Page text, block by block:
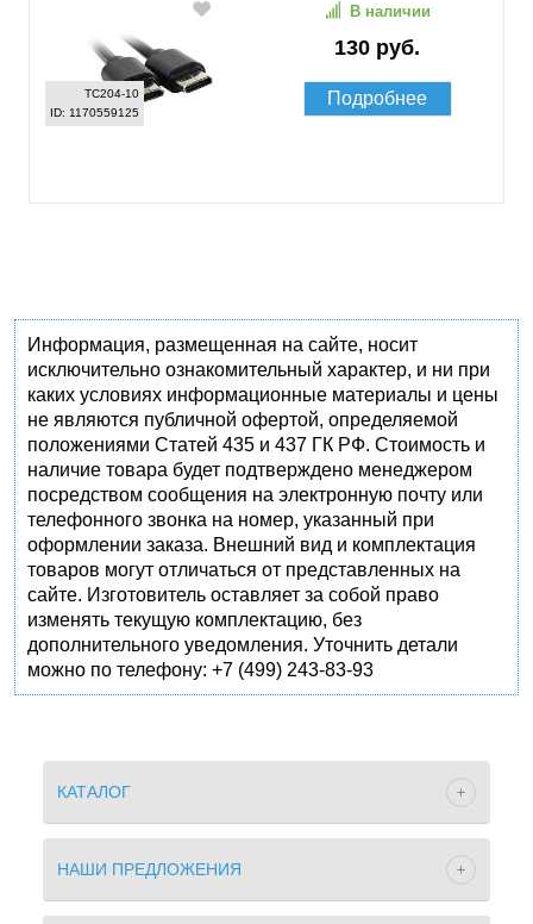
TC204-10
ID: 1170559125
130 руб.
В наличии
Подробнее
Информация, размещенная на сайте, носит
исключительно ознакомительный характер, и ни при
каких условиях информационные материалы и цены
не являются публичной офертой, определяемой
положениями Статей 435 и 437 ГК РФ. Стоимость и
наличие товара будет подтверждено менеджером
посредством сообщения на электронную почту или
телефонного звонка на номер, указанный при
оформлении заказа. Внешний вид и комплектация
товаров могут отличаться от представленных на
сайте. Изготовитель оставляет за собой право
изменять текущую комплектацию, без
дополнительного уведомления. Уточнить детали
можно по телефону: +7 (499) 243-83-93
КАТАЛОГ
НАШИ ПРЕДЛОЖЕНИЯ